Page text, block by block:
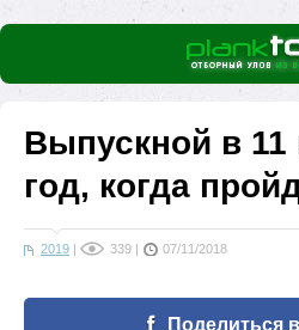
Выпускной в 11
год, когда
2019 | 339 | 07/11/2018
Поделиться